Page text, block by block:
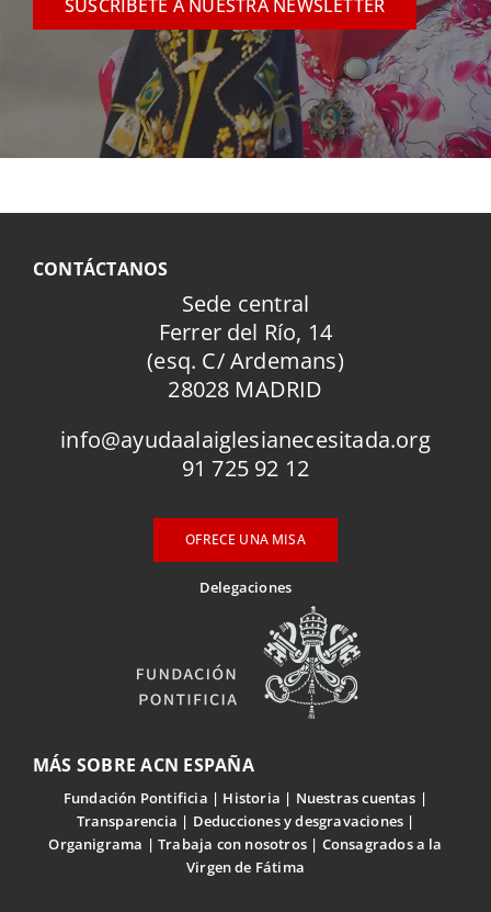
SUSCRÍBETE A NUESTRA NEWSLETTER
CONTÁCTANOS
Sede central
Ferrer del Río, 14
(esq. C/ Ardemans)
28028 MADRID
info@ayudaalaiglesianecesitada.org
91 725 92 12
OFRECE UNA MISA
Delegaciones
MÁS SOBRE ACN ESPAÑA
Fundación Pontificia Historia
Nuestras cuentas
Transparencia
Deducciones y desgravaciones
Organigrama
Trabaja con nosotros
Consagrados a la
Virgen de Fátima